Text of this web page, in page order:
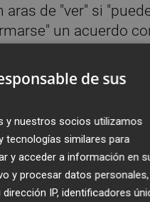
aras de "ver" si
un acuerdo
ha subrayado, el
de Pakistán y
éxito militar
contra Irán y,
se han logrado
un acuerdo
de sus
y nuestros socios utilizamos
tecnologías similares para
y acceder a información en
y procesar datos personales,
IP, identificadores